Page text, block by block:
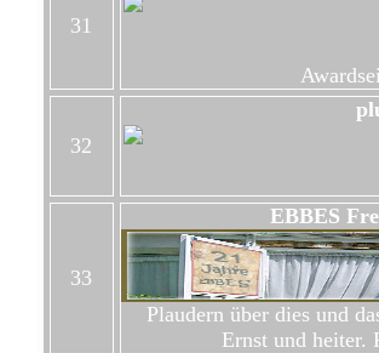
31
32
33
EBBES
Plaudern über dies und
Ernst und heiter.